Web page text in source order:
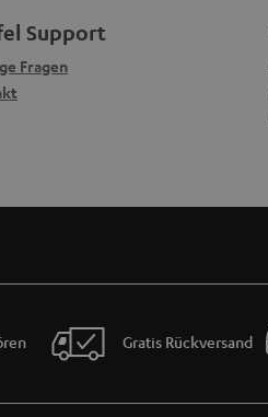
Support
Fragen
Gratis Rückversand